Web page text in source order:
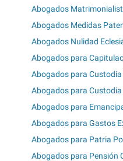
Abogados
Abogados Medidas
Abogados Nulidad
Abogados para
Abogados para
Abogados para
Abogados para
Abogados para Gastos
Abogados para Patria
Abogados para Pensión